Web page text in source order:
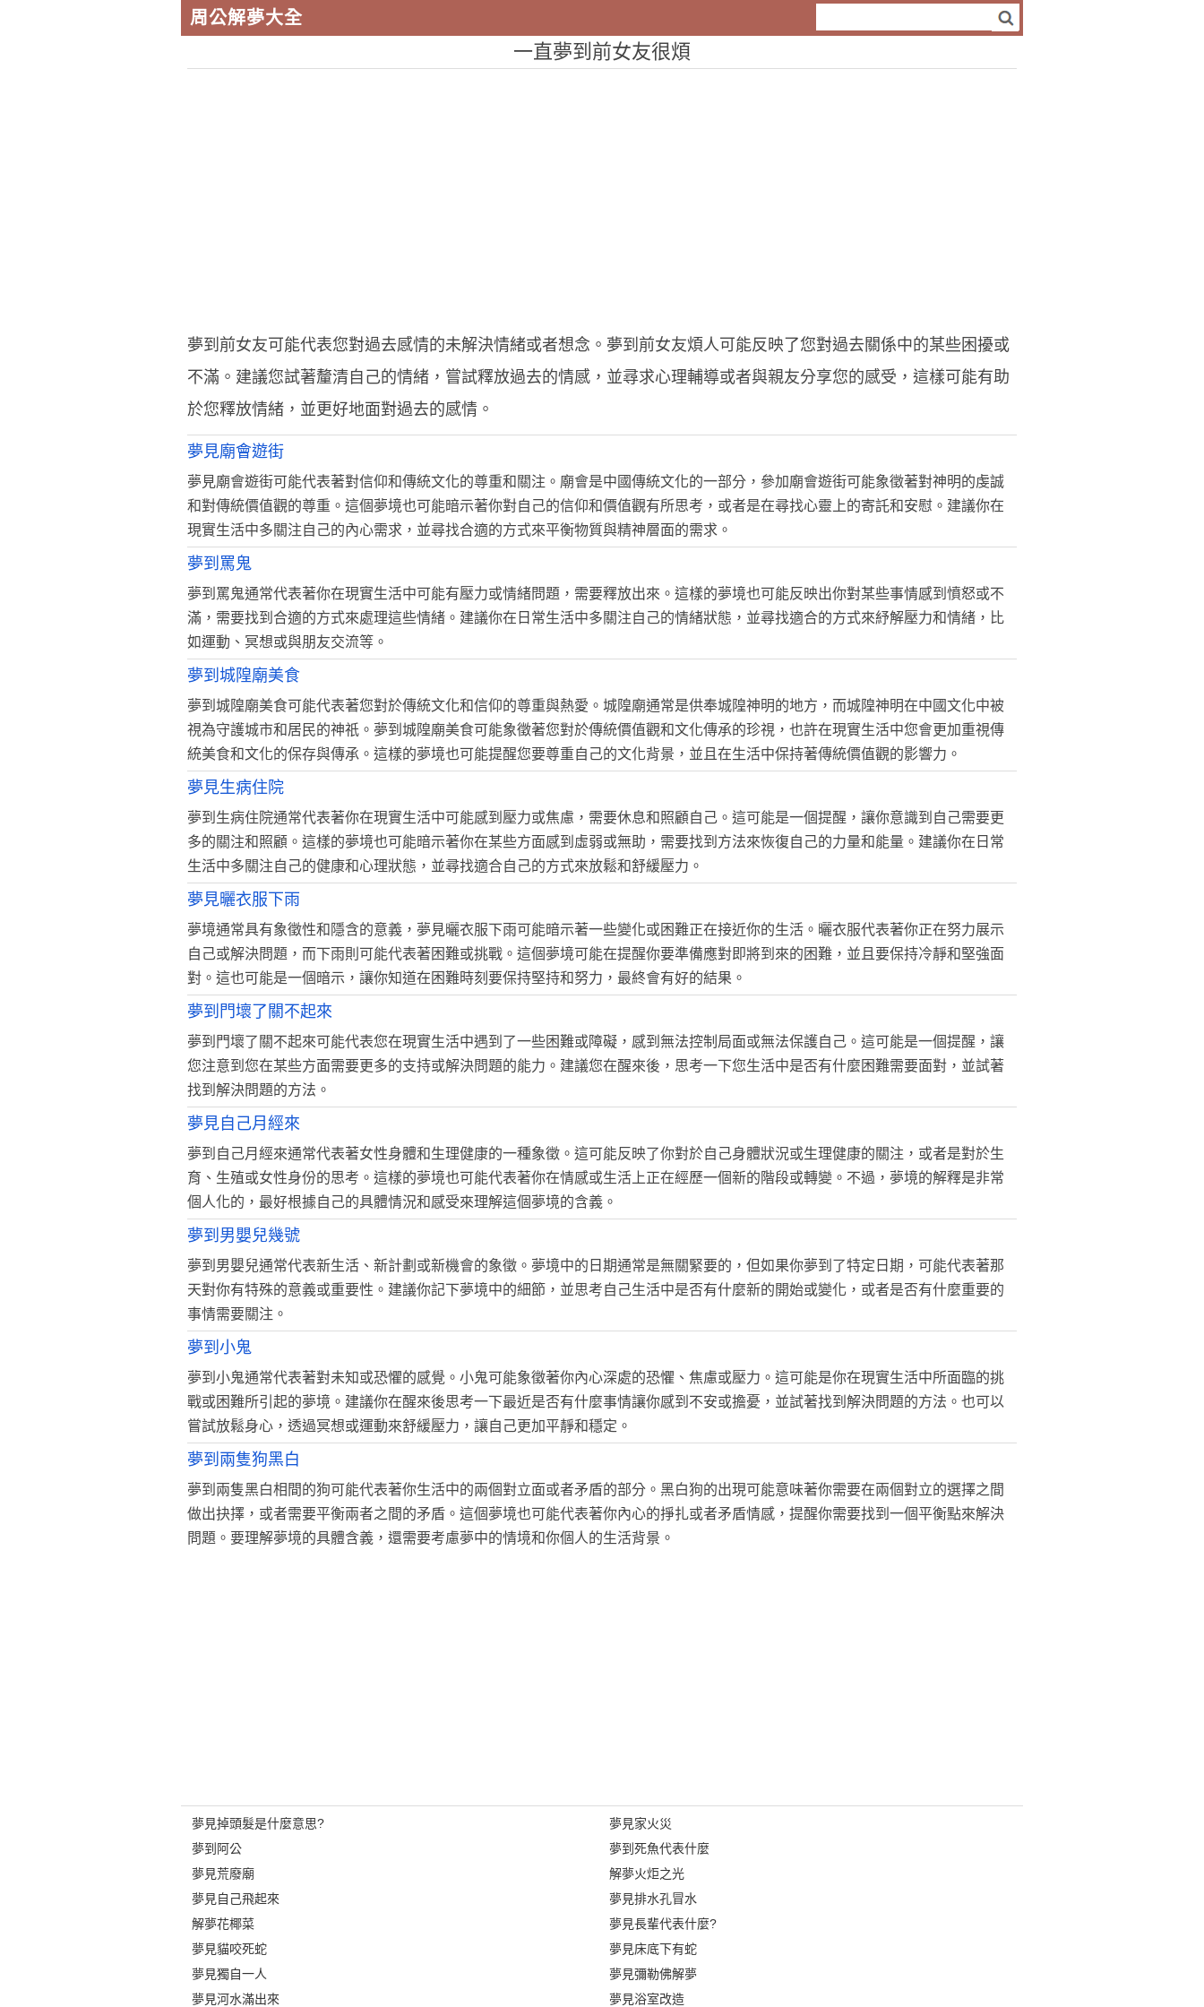
周公解夢大全
一直夢到前女友很煩
夢到前女友可能代表您對過去感情的未解決情緒或者想念。夢到前女友煩人可能反映了您對過去關係中的某些困擾或
不滿。建議您試著釐清自己的情緒，嘗試釋放過去的情感，並尋求心理輔導或者與親友分享您的感受，這樣可能有助
於您釋放情緒，並更好地面對過去的感情。
夢見廟會遊街
夢見廟會遊街可能代表著對信仰和傳統文化的尊重和關注。廟會是中國傳統文化的一部分，參加廟會遊街可能象徵著對神明的虔誠
和對傳統價值觀的尊重。這個夢境也可能暗示著你對自己的信仰和價值觀有所思考，或者是在尋找心靈上的寄託和安慰。建議你在
現實生活中多關注自己的內心需求，並尋找合適的方式來平衡物質與精神層面的需求。
夢到罵鬼
夢到罵鬼通常代表著你在現實生活中可能有壓力或情緒問題，需要釋放出來。這樣的夢境也可能反映出你對某些事情感到憤怒或不
滿，需要找到合適的方式來處理這些情緒。建議你在日常生活中多關注自己的情緒狀態，並尋找適合的方式來紓解壓力和情緒，比
如運動、冥想或與朋友交流等。
夢到城隍廟美食
夢到城隍廟美食可能代表著您對於傳統文化和信仰的尊重與熱愛。城隍廟通常是供奉城隍神明的地方，而城隍神明在中國文化中被
視為守護城市和居民的神祇。夢到城隍廟美食可能象徵著您對於傳統價值觀和文化傳承的珍視，也許在現實生活中您會更加重視傳
統美食和文化的保存與傳承。這樣的夢境也可能提醒您要尊重自己的文化背景，並且在生活中保持著傳統價值觀的影響力。
夢見生病住院
夢到生病住院通常代表著你在現實生活中可能感到壓力或焦慮，需要休息和照顧自己。這可能是一個提醒，讓你意識到自己需要更
多的關注和照顧。這樣的夢境也可能暗示著你在某些方面感到虛弱或無助，需要找到方法來恢復自己的力量和能量。建議你在日常
生活中多關注自己的健康和心理狀態，並尋找適合自己的方式來放鬆和舒緩壓力。
夢見曬衣服下雨
夢境通常具有象徵性和隱含的意義，夢見曬衣服下雨可能暗示著一些變化或困難正在接近你的生活。曬衣服代表著你正在努力展示
自己或解決問題，而下雨則可能代表著困難或挑戰。這個夢境可能在提醒你要準備應對即將到來的困難，並且要保持冷靜和堅強面
對。這也可能是一個暗示，讓你知道在困難時刻要保持堅持和努力，最終會有好的結果。
夢到門壞了關不起來
夢到門壞了關不起來可能代表您在現實生活中遇到了一些困難或障礙，感到無法控制局面或無法保護自己。這可能是一個提醒，讓
您注意到您在某些方面需要更多的支持或解決問題的能力。建議您在醒來後，思考一下您生活中是否有什麼困難需要面對，並試著
找到解決問題的方法。
夢見自己月經來
夢到自己月經來通常代表著女性身體和生理健康的一種象徵。這可能反映了你對於自己身體狀況或生理健康的關注，或者是對於生
育、生殖或女性身份的思考。這樣的夢境也可能代表著你在情感或生活上正在經歷一個新的階段或轉變。不過，夢境的解釋是非常
個人化的，最好根據自己的具體情況和感受來理解這個夢境的含義。
夢到男嬰兒幾號
夢到男嬰兒通常代表新生活、新計劃或新機會的象徵。夢境中的日期通常是無關緊要的，但如果你夢到了特定日期，可能代表著那
天對你有特殊的意義或重要性。建議你記下夢境中的細節，並思考自己生活中是否有什麼新的開始或變化，或者是否有什麼重要的
事情需要關注。
夢到小鬼
夢到小鬼通常代表著對未知或恐懼的感覺。小鬼可能象徵著你內心深處的恐懼、焦慮或壓力。這可能是你在現實生活中所面臨的挑
戰或困難所引起的夢境。建議你在醒來後思考一下最近是否有什麼事情讓你感到不安或擔憂，並試著找到解決問題的方法。也可以
嘗試放鬆身心，透過冥想或運動來舒緩壓力，讓自己更加平靜和穩定。
夢到兩隻狗黑白
夢到兩隻黑白相間的狗可能代表著你生活中的兩個對立面或者矛盾的部分。黑白狗的出現可能意味著你需要在兩個對立的選擇之間
做出抉擇，或者需要平衡兩者之間的矛盾。這個夢境也可能代表著你內心的掙扎或者矛盾情感，提醒你需要找到一個平衡點來解決
問題。要理解夢境的具體含義，還需要考慮夢中的情境和你個人的生活背景。
夢見掉頭髮是什麼意思?
夢到阿公
夢見荒廢廟
夢見自己飛起來
解夢花椰菜
夢見貓咬死蛇
夢見獨自一人
夢見河水滿出來
夢見家火災
夢到死魚代表什麼
解夢火炬之光
夢見排水孔冒水
夢見長輩代表什麼?
夢見床底下有蛇
夢見彌勒佛解夢
夢見浴室改造